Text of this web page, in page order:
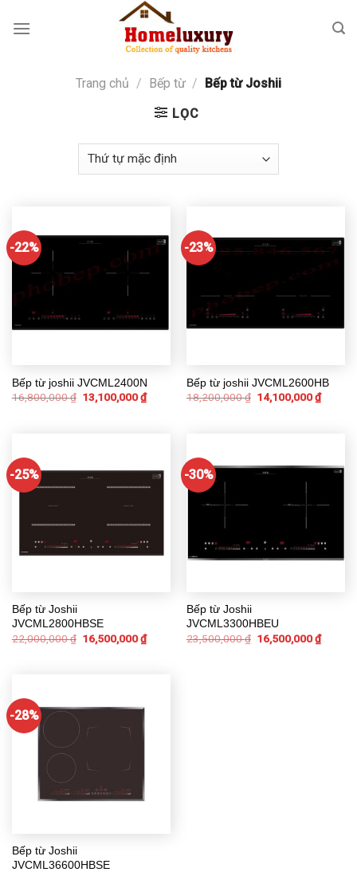
Trang chủ / Bếp từ / Bếp từ Joshii
LỌC
-22%
Bếp từ joshii JVCML2400N
16,800,000₫ 13,100,000₫
-23%
Bếp từ joshii JVCML2600HB
18,200,000₫ 14,100,000₫
-25%
Bếp từ Joshii
JVCML2800HBSE
22,000,000₫ 16,500,000₫
-30%
Bếp từ Joshii
JVCML3300HBEU
23,500,000₫ 16,500,000₫
-28%
Bếp từ Joshii
JVCML36600HBSE